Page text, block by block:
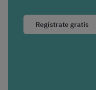
Regístrate gratis